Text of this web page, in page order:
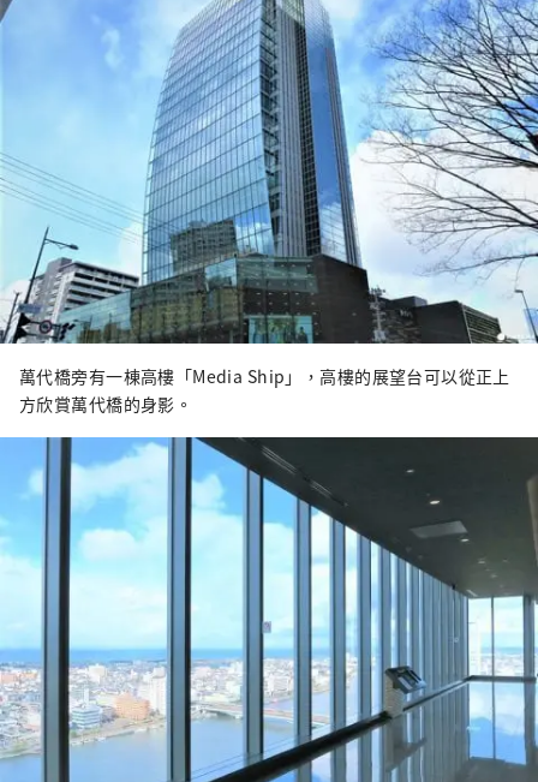
萬代橋旁有一棟高樓「Media Ship」，高樓的展望台可以從正上
方欣賞萬代橋的身影。